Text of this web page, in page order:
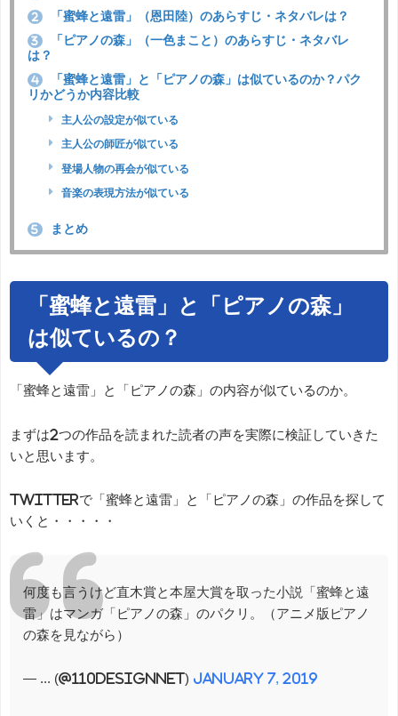
2 「蜜蜂と遠雷」（恩田陸）のあらすじ・ネタバレは？
3
「ピアノの森」（一色まこと）のあらすじ・ネタバレ
は？
4
「蜜蜂と遠雷」と「ピアノの森」は似ているのか？パク
リかどうか内容比較
主人公の設定が似ている
主人公の師匠が似ている
登場人物の再会が似ている
音楽の表現方法が似ている
5 まとめ
「蜜蜂と遠雷」と「ピアノの森」
は似ているの？
「蜜蜂と遠雷」と「ピアノの森」の内容が似ているのか。
まずは2つの作品を読まれた読者の声を実際に検証していきた
いと思います。
Twitterで「蜜蜂と遠雷」と「ピアノの森」の作品を探して
いくと・・・・・
何度も言うけど直木賞と本屋大賞を取った小説「蜜蜂と遠
雷」はマンガ「ピアノの森」のパクリ。（アニメ版ピアノ
の森を見ながら）
— ... (@110designnet) January 7, 2019